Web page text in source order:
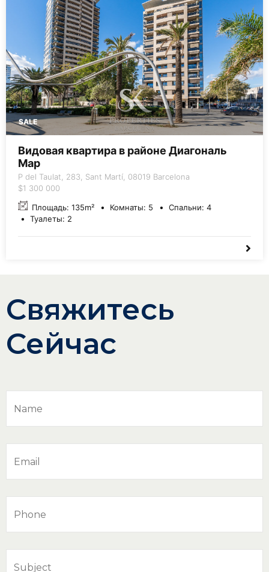
SALE
Видовая квартира в районе Диагональ
Мар
P del Taulat, 283, Sant Martí, 08019 Barcelona
$1 300 000
Площадь: 135m² Комнаты: 5 Спальни: 4
Туалеты: 2
Свяжитесь
Сейчас